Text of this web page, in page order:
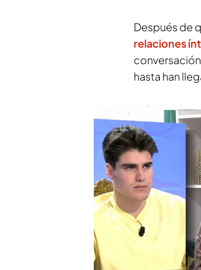
Después de
relaciones
hasta han